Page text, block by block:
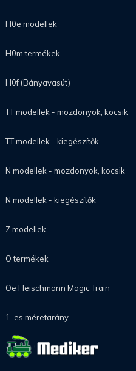
H0e modellek
H0m termékek
H0f (Bányavasút)
TT modellek - mozdonyok, kocsik
TT modellek - kiegészítők
N modellek - mozdonyok, kocsik
N modellek - kiegészítők
Z modellek
O termékek
Oe Fleischmann Magic Train
1-es méretarány